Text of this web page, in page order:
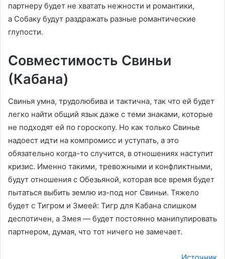
партнеру будет не хватать нежности и романтики,
а Собаку будут раздражать разные романтические
глупости.
Совместимость Свиньи
(Кабана)
Свинья умна, трудолюбива и тактична, так что ей будет
легко найти общий язык даже с теми знаками, которые
не подходят ей по гороскопу. Но как только Свинье
надоест идти на компромисс и уступать, а это
обязательно когда-то случится, в отношениях наступит
кризис. Именно такими, тревожными и конфликтными,
будут отношения с Обезьяной, которая все время будет
пытаться выбить землю из-под ног Свиньи. Тяжело
будет с Тигром и Змеей: Тигр для Кабана слишком
деспотичен, а Змея — будет постоянно манипулировать
партнером, думая, что тот ничего не замечает.